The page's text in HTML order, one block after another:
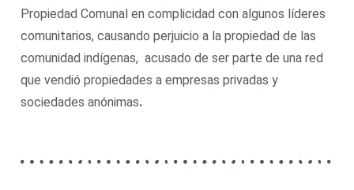
Propiedad Comunal en complicidad con algunos líderes
comunitarios, causando perjuicio a la propiedad de las
comunidad indígenas, acusado de ser parte de una red
que vendió propiedades a empresas privadas y
sociedades anónimas.